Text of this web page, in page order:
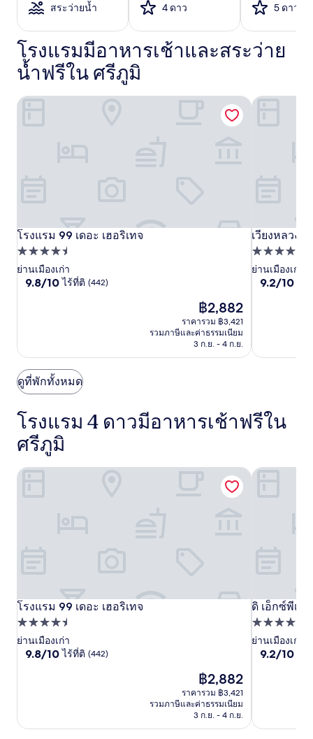
มา
อ้างอิง
จาก
การ
เข้า
พัก
ว่าง
อาจ
กำหนด
เพิ่ม
เติม
สระว่ายน้ำ 4 ดาว 5 ดาว
โรงแรมมีอาหารเช้าและสระว่าย
น้ำฟรีใน ศรีภูมิ
โรงแรม
99
เดอะ
เฮอ
โรงแรม
99
เดอะ
เฮอ
โรงแรม 99 เดอะ เฮอริเทจ
โรงแรม 99 เดอะ เฮอริเทจ
ที่พัก
4.5
ดาว
ย่านเมืองเก่า
9.8
(442)
9.8/10 ไร้ที่ติ (442)
ราคา
ปัจจุบัน
คือ
฿2,882
฿2,882
ราคารวม ฿3,421
รวมภาษีและค่าธรรมเนียม
3 ก.ย. - 4 ก.ย.
โรงแรม 99 เดอะ เฮอริเทจ
เวียง
หลวง
รีสอร์ท
เวียงหลวง
เวียงหลวง
ที่พัก
4.0
ดาว
ย่านเมืองเก่า
9.2
9.2/10
เวียงหลวง
ดูที่พักทั้งหมด
โรงแรม 4 ดาวมีอาหารเช้าฟรีใน
ศรีภูมิ
โรงแรม
99
เดอะ
เฮอ
โรงแรม
99
เดอะ
เฮอ
โรงแรม 99 เดอะ เฮอริเทจ
โรงแรม 99 เดอะ เฮอริเทจ
ที่พัก
4.5
ดาว
ย่านเมืองเก่า
9.8
(442)
9.8/10 ไร้ที่ติ (442)
ราคา
ปัจจุบัน
คือ
฿2,882
฿2,882
ราคารวม ฿3,421
รวมภาษีและค่าธรรมเนียม
3 ก.ย. - 4 ก.ย.
โรงแรม 99 เดอะ เฮอริเทจ
ดิ
เอ็กซ์
พี
เรียน
ท
ดิ เอ็กซ์พีเรี
ดิ เอ็กซ์พีเรี
ที่พัก
4.0
ดาว
ย่านเมืองเก่า
9.2
9.2/10
ดิ เอ็กซ์พีเรี